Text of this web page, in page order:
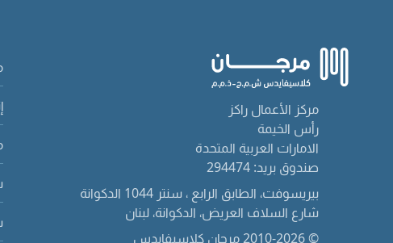
مركز الأعمال راكز
رأس الخيمة
الامارات العربية المتحدة
صندوق بريد: 294474
بيريسوفت، الطابق الرابع ، سنتر 1044 الدكوانة
شارع السلاف العريض، الدكوانة، لبنان
© 2010-2026 مرجان كلاسيفايدس